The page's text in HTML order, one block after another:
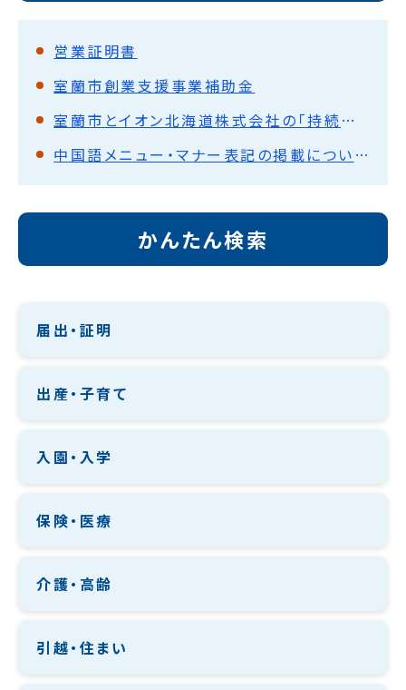
営業証明書
室蘭市創業支援事業補助金
室蘭市とイオン北海道株式会社の「持続可能な社会の実現に向けた包括連携協定」
中国語メニュー・マナー表記の掲載について
かんたん検索
届出・証明
出産・子育て
入園・入学
保険・医療
介護・高齢
引越・住まい